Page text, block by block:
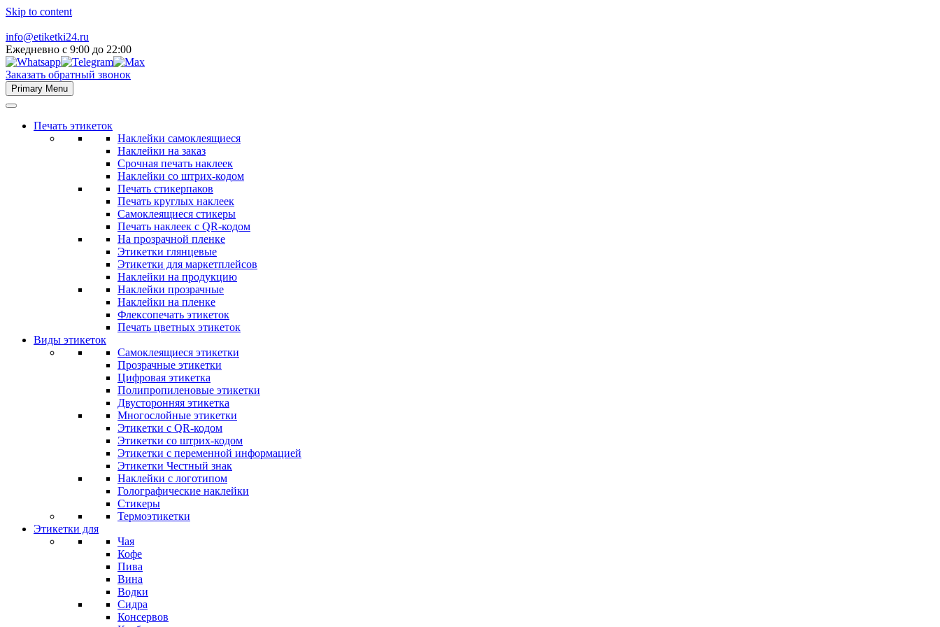
Skip to content
info@etiketki24.ru
Ежедневно с 9:00 до 22:00
Заказать обратный звонок
Primary Menu
Печать этикеток
Наклейки самоклеящиеся
Наклейки на заказ
Срочная печать наклеек
Наклейки со штрих-кодом
Печать стикерпаков
Печать круглых наклеек
Самоклеящиеся стикеры
Печать наклеек с QR-кодом
На прозрачной пленке
Этикетки глянцевые
Этикетки для маркетплейсов
Наклейки на продукцию
Наклейки прозрачные
Наклейки на пленке
Флексопечать этикеток
Печать цветных этикеток
Виды этикеток
Самоклеящиеся этикетки
Прозрачные этикетки
Цифровая этикетка
Полипропиленовые этикетки
Двусторонняя этикетка
Многослойные этикетки
Этикетки с QR-кодом
Этикетки со штрих-кодом
Этикетки с переменной информацией
Этикетки Честный знак
Наклейки с логотипом
Голографические наклейки
Стикеры
Термоэтикетки
Этикетки для
Чая
Кофе
Пива
Вина
Водки
Сидра
Консервов